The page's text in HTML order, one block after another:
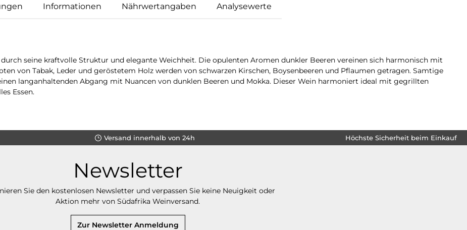
Informationen Nährwertangaben Analysewerte
seine kraftvolle Struktur und elegante Weichheit. Die opulenten Aromen dunkler Beeren vereinen sich harmonisch mit
von Tabak, Leder und geröstetem Holz werden von schwarzen Kirschen, Boysenbeeren und Pflaumen getragen. Samtige
langanhaltenden Abgang mit Nuancen von dunklen Beeren und Mokka. Dieser Wein harmoniert ideal mit gegrillten
Essen.
Versand innerhalb von 24h Höchste Sicherheit beim Einkauf
Newsletter
Sie den kostenlosen Newsletter und verpassen Sie keine Neuigkeit oder
Aktion mehr von Südafrika Weinversand.
Zur Newsletter Anmeldung